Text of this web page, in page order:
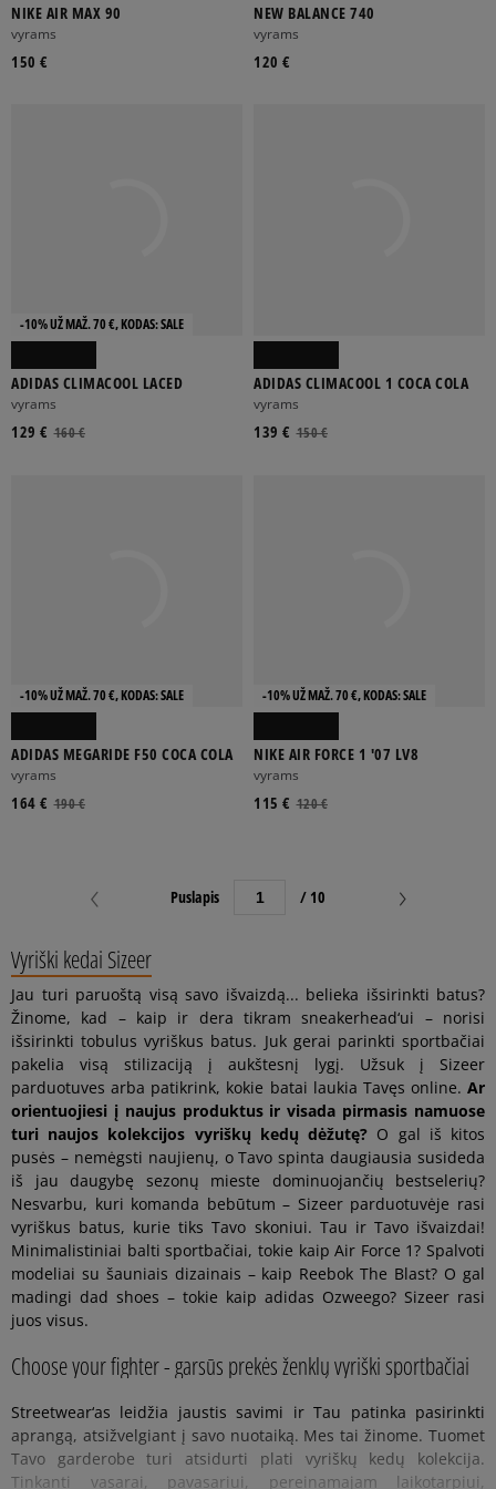
NIKE AIR MAX 90
vyrams
150 €
NEW BALANCE 740
vyrams
120 €
-10% UŽ MAŽ. 70 €, KODAS: SALE
ADIDAS CLIMACOOL LACED
vyrams
160 €
129 €
ADIDAS CLIMACOOL 1 COCA COLA
vyrams
150 €
139 €
-10% UŽ MAŽ. 70 €, KODAS: SALE
ADIDAS MEGARIDE F50 COCA COLA
vyrams
190 €
164 €
-10% UŽ MAŽ. 70 €, KODAS: SALE
NIKE AIR FORCE 1 '07 LV8
vyrams
120 €
115 €
Puslapis / 10
Vyriški kedai Sizeer
Jau turi paruoštą visą savo išvaizdą... belieka išsirinkti batus?
Žinome, kad – kaip ir dera tikram sneakerhead‘ui – norisi
išsirinkti tobulus vyriškus batus. Juk gerai parinkti sportbačiai
pakelia visą stilizaciją į aukštesnį lygį. Užsuk į Sizeer
parduotuves arba patikrink, kokie batai laukia Tavęs online. Ar
orientuojiesi į naujus produktus ir visada pirmasis namuose
turi naujos kolekcijos vyriškų kedų dėžutę? O gal iš kitos
pusės – nemėgsti naujienų, o Tavo spinta daugiausia susideda
iš jau daugybę sezonų mieste dominuojančių bestselerių?
Nesvarbu, kuri komanda bebūtum – Sizeer parduotuvėje rasi
vyriškus batus, kurie tiks Tavo skoniui. Tau ir Tavo išvaizdai!
Minimalistiniai balti sportbačiai, tokie kaip Air Force 1? Spalvoti
modeliai su šauniais dizainais – kaip Reebok The Blast? O gal
madingi dad shoes – tokie kaip adidas Ozweego? Sizeer rasi
juos visus.
Choose your fighter - garsūs prekės ženklų vyriški sportbačiai
Streetwear‘as leidžia jaustis savimi ir Tau patinka pasirinkti
aprangą, atsižvelgiant į savo nuotaiką. Mes tai žinome. Tuomet
Tavo garderobe turi atsidurti plati vyriškų kedų kolekcija.
Tinkanti vasarai, pavasariui, pereinamajam laikotarpiui,